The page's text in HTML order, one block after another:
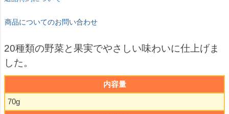
商品についてのお問い合わせ
20種類の野菜と果実でやさしい味わいに仕上げま
した。
内容量
70g